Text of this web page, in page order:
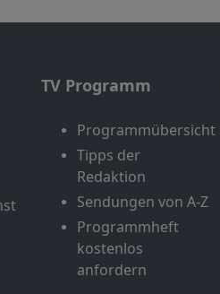
TV Programm
Programmübersicht
Tipps der
Redaktion
Sendungen von A-Z
Programmheft
kostenlos
anfordern